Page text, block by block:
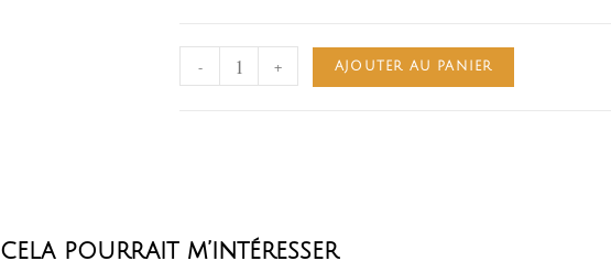
- + AJOUTER AU PANIER
cela pourrait m’intéresser